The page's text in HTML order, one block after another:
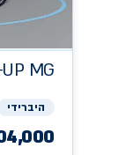
MG
היברידי